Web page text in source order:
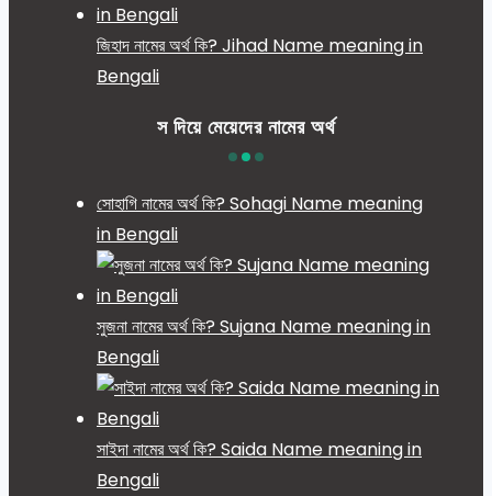
জিহাদ নামের অর্থ কি? Jihad Name meaning in
Bengali
স দিয়ে মেয়েদের নামের অর্থ
সোহাগি নামের অর্থ কি? Sohagi Name meaning
in Bengali
সুজনা নামের অর্থ কি? Sujana Name meaning in
Bengali
সাইদা নামের অর্থ কি? Saida Name meaning in
Bengali